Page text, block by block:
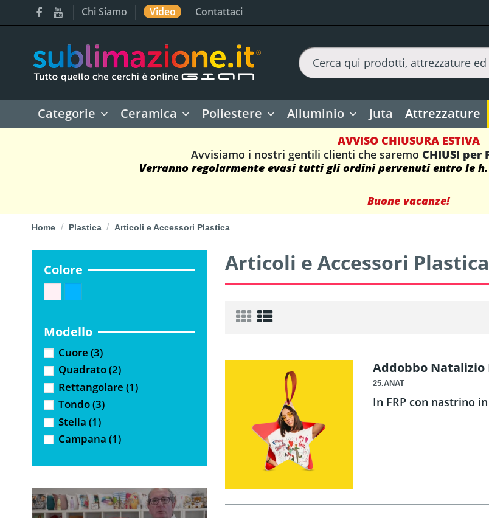
Chi Siamo Video Contattaci
Categorie Ceramica Poliestere Alluminio Juta Attrezzature
AVVISO CHIUSURA ESTIVA
Avvisiamo i nostri gentili clienti che saremo CHIUSI per
Verranno regolarmente evasi tutti gli ordini pervenuti entro le
Buone vacanze!
Home Plastica Articoli e Accessori Plastica
Articoli e Accessori Plastica
Addobbo Natalizio
25.ANAT
In FRP con nastrino
Colore
Modello
Cuore (3)
Quadrato(2)
Rettangolare (1)
Tondo(3)
Stella (1)
Campana (1)